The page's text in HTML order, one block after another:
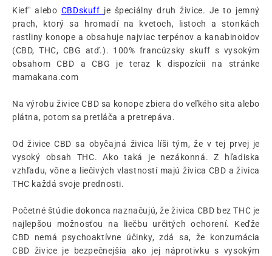
Kief" alebo CBDskuff je špeciálny druh živice. Je to jemný
prach, ktorý sa hromadí na kvetoch, listoch a stonkách
rastliny konope a obsahuje najviac terpénov a kanabinoidov
(CBD, THC, CBG atď.). 100% francúzsky skuff s vysokým
obsahom CBD a CBG je teraz k dispozícii na stránke
mamakana.com
Na výrobu živice CBD sa konope zbiera do veľkého sita alebo
plátna, potom sa pretláča a pretrepáva.
Od živice CBD sa obyčajná živica líši tým, že v tej prvej je
vysoký obsah THC. Ako taká je nezákonná. Z hľadiska
vzhľadu, vône a liečivých vlastností majú živica CBD a živica
THC každá svoje prednosti.
Početné štúdie dokonca naznačujú, že živica CBD bez THC je
najlepšou možnosťou na liečbu určitých ochorení. Keďže
CBD nemá psychoaktívne účinky, zdá sa, že konzumácia
CBD živice je bezpečnejšia ako jej náprotivku s vysokým